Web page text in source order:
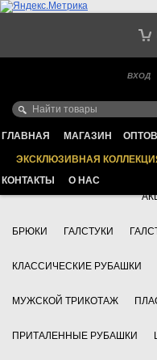
ВХОД
ГЛАВНАЯ МАГАЗИН
ЭКСКЛЮЗИВНАЯ
КОНТАКТЫ
О НАС
ИНТЕРНЕТ МАГАЗИН
+7 495 783 69 17
БРЮКИ ГАЛСТУКИ
КЛАССИЧЕСКИЕ РУБАШКИ
МУЖСКОЙ ТРИКОТАЖ
ПРИТАЛЕННЫЕ РУБАШКИ